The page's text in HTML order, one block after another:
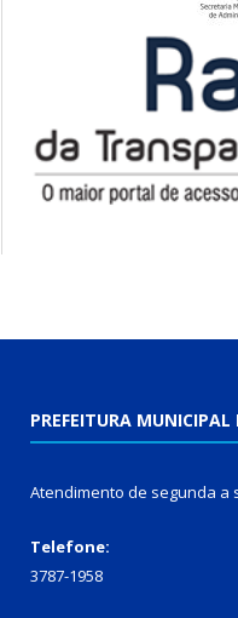
PREFEITURA
Atendimento de segunda a
Telefone:
3787-1958